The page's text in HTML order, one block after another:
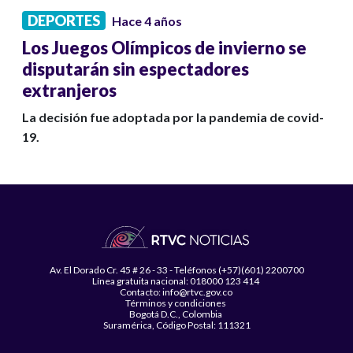
DEPORTES Hace 4 años
Los Juegos Olímpicos de invierno se
disputarán sin espectadores
extranjeros
La decisión fue adoptada por la pandemia de covid-
19.
Av. El Dorado Cr. 45 # 26 - 33 - Teléfonos (+57)(601) 2200700
Línea gratuita nacional: 018000 123 414
Contacto: info@rtvc.gov.co
Términos y condiciones
Bogotá D.C., Colombia
Suramérica, Código Postal: 111321